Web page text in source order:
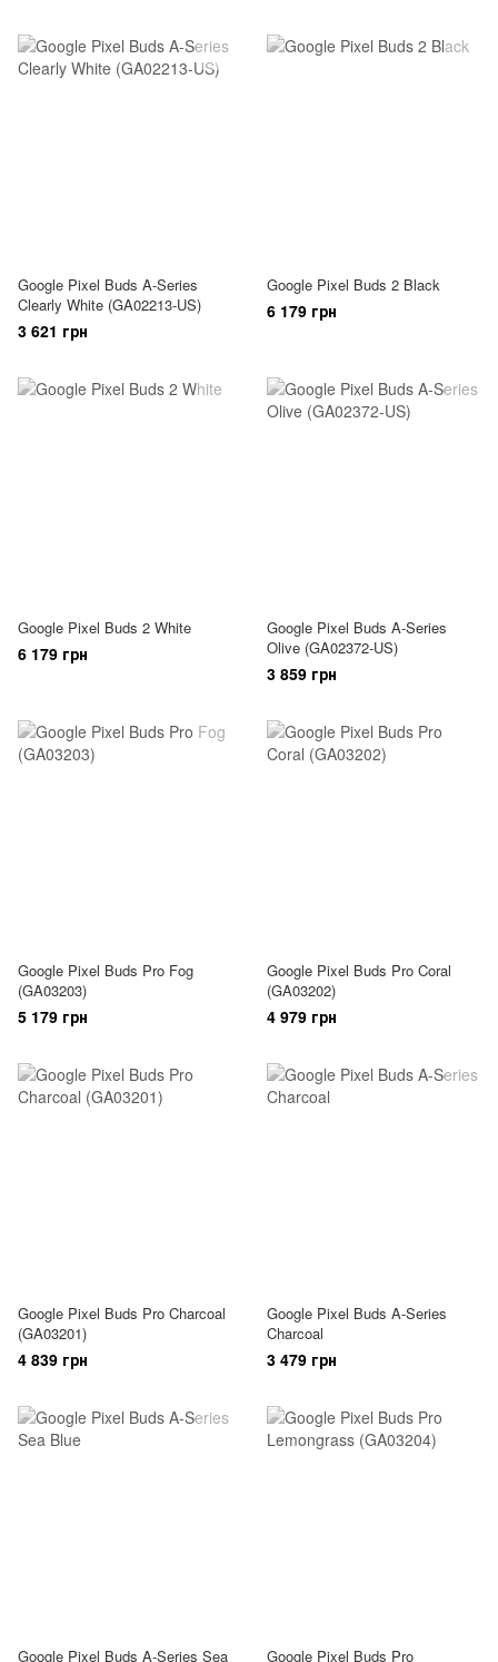
Google Pixel Buds A-Series
Clearly White (GA02213-US)
3 621 грн
Google Pixel Buds 2 Black
6 179 грн
Google Pixel Buds 2 White
6 179 грн
Google Pixel Buds A-Series
Olive (GA02372-US)
3 859 грн
Google Pixel Buds Pro Fog
(GA03203)
5 179 грн
Google Pixel Buds Pro Coral
(GA03202)
4 979 грн
Google Pixel Buds Pro Charcoal
(GA03201)
4 839 грн
Google Pixel Buds A-Series
Charcoal
3 479 грн
Google Pixel Buds A-Series Sea Google Pixel Buds Pro